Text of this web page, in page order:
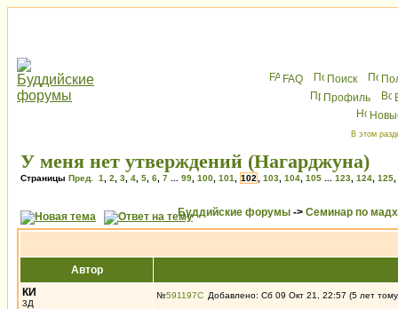
FAQ Поиск
Профиль
В этом
У меня нет утверждений (Нагарджуна)
Страницы Пред. 1 2 3 4 5 6 7 99 100 101 102 103 104 105 123 124 125
Буддийские форумы -> Семинар по
Автор
КИ
3Д
№591197 Добавлено: Сб 09 Окт 21, 22:57 (5 лет